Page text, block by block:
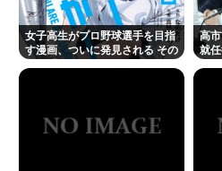
ワイ、金無し、女無し、髪
し、友達無し、若さ無し、
ぜんじろう（お笑いタレン
Powered by livedoor 相互RSS
女子高生がプロ野球選手を目指
す漫画、ついに発見される その
高
就